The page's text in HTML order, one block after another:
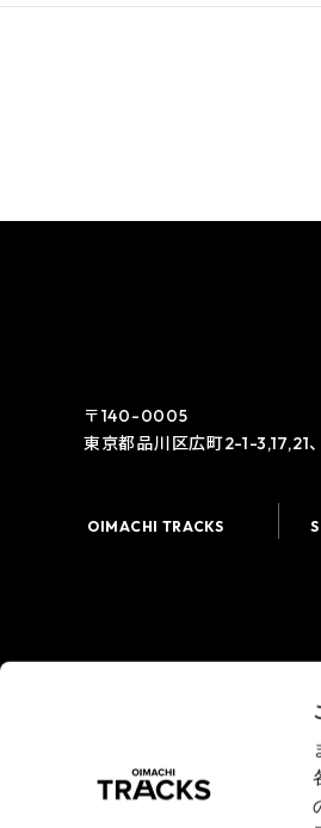
〒140-0005
東京都品川区広町2-1-
OIMACHI TRACKS
広域品川圏